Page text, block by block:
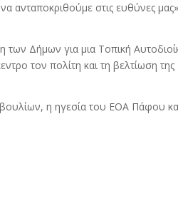
ανταποκριθούμε στις ευθύνες
των Δήμων για μια Τοπική
τον πολίτη και τη βελτίωση της
η ηγεσία του ΕΟΑ Πάφου